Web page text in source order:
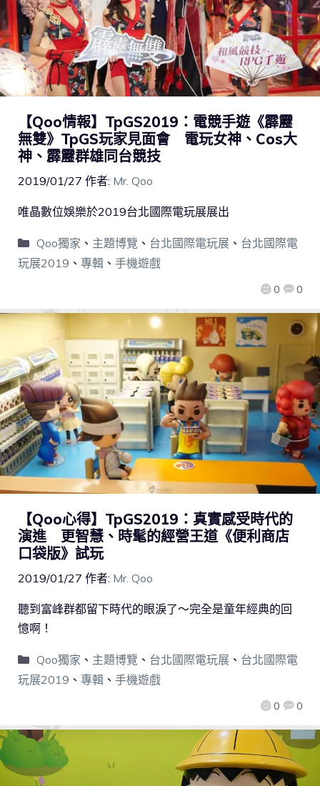
【Qoo情報】TpGS2019：電競手遊《霹靂
無雙》TpGS玩家見面會 電玩女神、Cos大
神、霹靂群雄同台競技
2019/01/27 作者: Mr. Qoo
0 0
唯晶數位娛樂於2019台北國際電玩展展出
Qoo獨家 、 主題博覽 、 台北國際電玩展、 台北國際電
玩展2019 、 專輯 、 手機遊戲
【Qoo心得】TpGS2019：真實感受時代的
演進 更智慧、時髦的經營王道《便利商店
口袋版》試玩
2019/01/27 作者: Mr. Qoo
0 0
聽到富峰群都留下時代的眼淚了～完全是童年經典的回
憶啊！
Qoo獨家 、 主題博覽 、 台北國際電玩展、 台北國際電
玩展2019 、 專輯 、 手機遊戲